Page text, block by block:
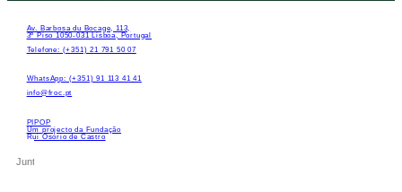
Av. Barbosa du Bocage, 113,
3º Piso 1050-031 Lisboa, Portugal
Telefone: (+351) 21 791 50 07
WhatsApp: (+351) 91 113 41 41
info@froc.pt
PIPOP
Um projecto da Fundação
Rui Osório de Castro